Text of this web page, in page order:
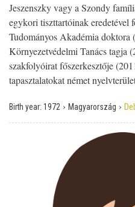
Jeszenszky vagy a Szondy
egykori tiszttartóinak
Tudományos Akadémia doktora
Környezetvédelmi Tanács tagja
szakfolyóirat főszerkesztője
tapasztalatokat német
Birth year: 1972 › Magyarország ›